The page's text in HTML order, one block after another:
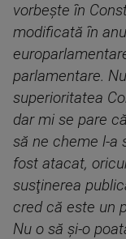
vorbeşte în
modificată în
parlamentare.
superioritatea
dar mi se pare
să ne cheme l-a
fost atacat,
susţinerea
cred că este un
Nu o să şi-o